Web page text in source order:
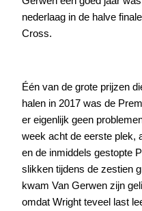
nederlaag in de halve
Cross.
Één van de grote prijzen
halen in 2017 was de
er eigenlijk geen
week acht de eerste plek,
en de inmiddels gestopte
slikken tijdens de zestien
kwam Van Gerwen zijn
omdat Wright teveel last